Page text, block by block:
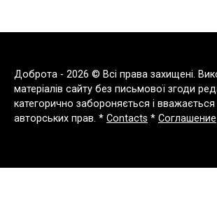
Доброта - 2026 © Всі права захищені.
матеріалів сайту без письмової згоди
категорично забороняється і
авторських прав. * Contacts * Соглашение